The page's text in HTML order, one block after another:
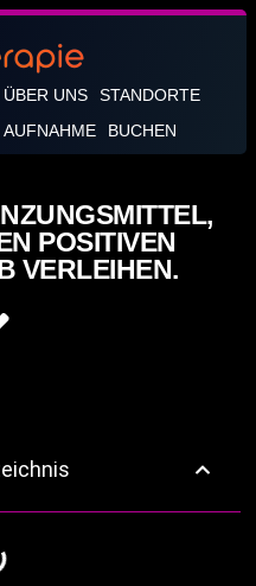
ÜBER UNS
STANDORTE
AUFNAHME BUCHEN
POSITIVEN
VERLEIHEN.